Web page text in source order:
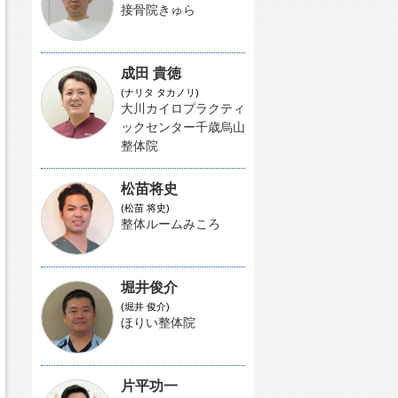
接骨院きゅら
成田 貴徳
(ナリタ タカノリ)
大川カイロプラクティ
ックセンター千歳烏山
整体院
松苗将史
(松苗 将史)
整体ルームみころ
堀井俊介
(堀井 俊介)
ほりい整体院
片平功一